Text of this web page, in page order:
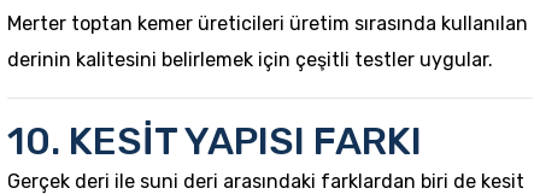
Merter toptan kemer üreticileri üretim sırasında kullanılan
derinin kalitesini belirlemek için çeşitli testler uygular.
10. KESİT YAPISI FARKI
Gerçek deri ile suni deri arasındaki farklardan biri de kesit